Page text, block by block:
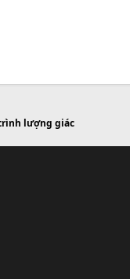
lượng giác